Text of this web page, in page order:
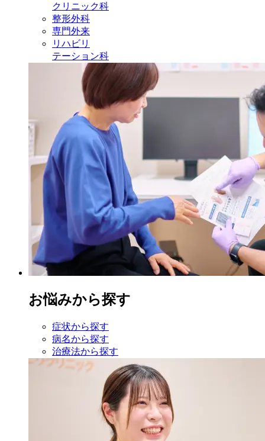
クリニック科
整形外科
専門外来
リハビリ
テーション科
お悩みから探す
症状から探す
病名から探す
治療法から探す